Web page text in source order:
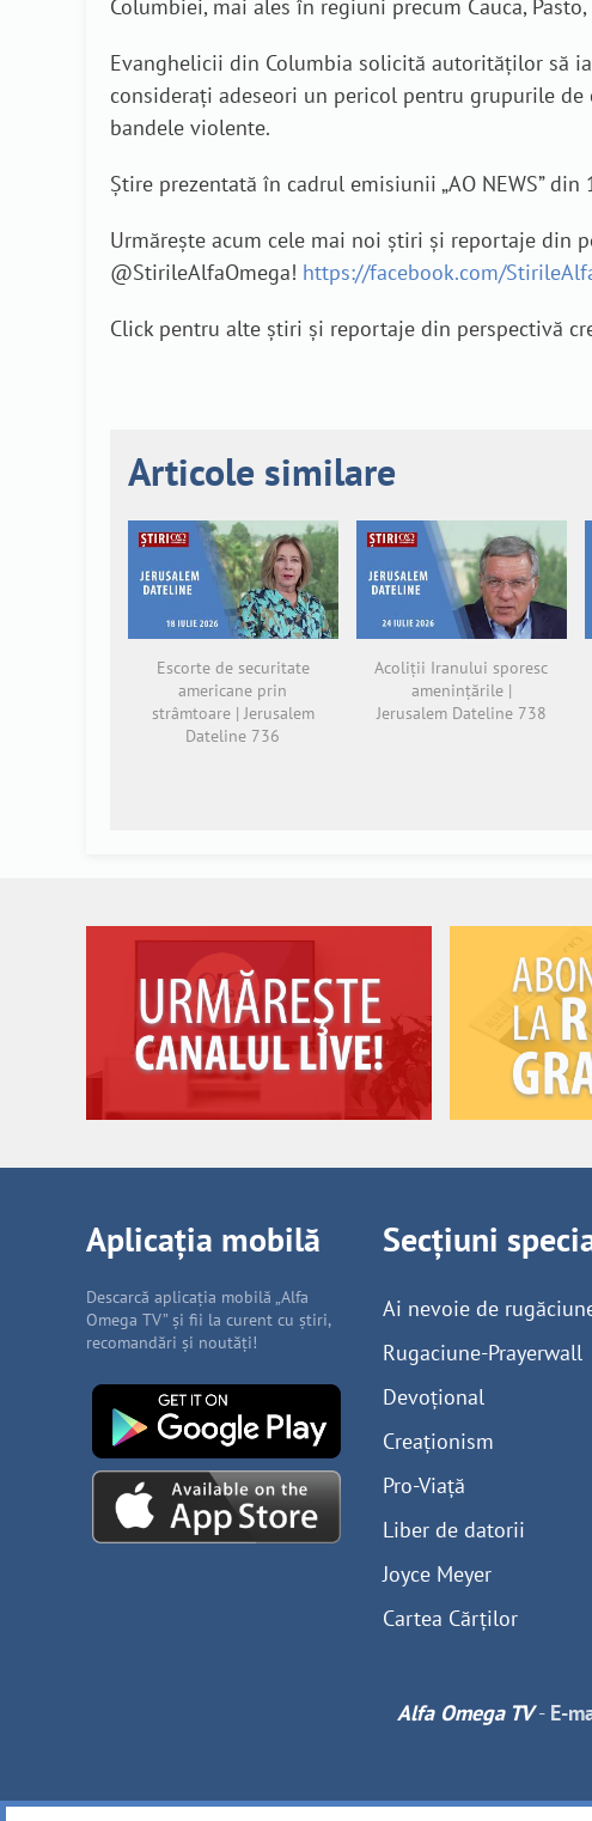
Columbiei, mai ales în regiuni precum Cauca,
Evanghelicii din Columbia solicită autorităților să
considerați adeseori un pericol pentru grupurile
bandele violente.
Știre prezentată în cadrul emisiunii „AO NEWS”
Urmărește acum cele mai noi știri și reportaje din
@StirileAlfaOmega! https://facebook.com/
Click pentru alte știri și reportaje din perspectivă
Articole similare
Escorte de securitate
americane prin
strâmtoare | Jerusalem
Dateline 736
Acoliții Iranului sporesc
amenințările |
Jerusalem Dateline 738
Aplicația mobilă
Descarcă aplicația mobilă „Alfa
Omega TV” și fii la curent cu știri,
recomandări și noutăți!
Secțiuni
Ai nevoie de
Rugaciune-Prayerwall
Devoțional
Creaționism
Pro-Viață
Liber de datorii
Joyce Meyer
Cartea Cărților
Alfa Omega TV- E-